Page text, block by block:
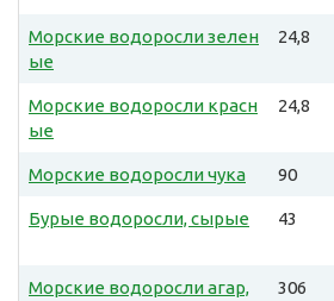
Морские водоросли зелен
ые
24,8
Морские водоросли красн
ые
24,8
Морские водоросли чука 90
Бурые водоросли, сырые 43
Морские водоросли агар,
306